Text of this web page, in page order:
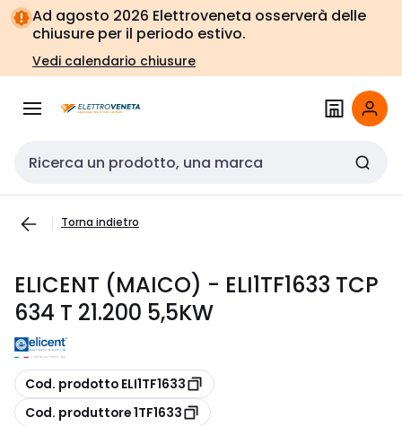
Vai alla
navigazione
Vai
alla
pagina
Ad agosto 2026 Elettroveneta osserverà delle
chiusure per il periodo estivo.
Vedi calendario chiusure
Cerca input
Torna indietro
ELICENT (MAICO) - ELI1TF1633 TCP
634 T 21.200 5,5KW
copia
Cod. prodotto ELI1TF1633
copia
Cod. produttore 1TF1633